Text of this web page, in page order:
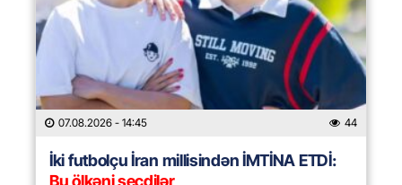
07.08.2026 - 14:45 44
İki futbolçu İran millisindən İMTİNA ETDİ:
Bu ölkəni seçdilər